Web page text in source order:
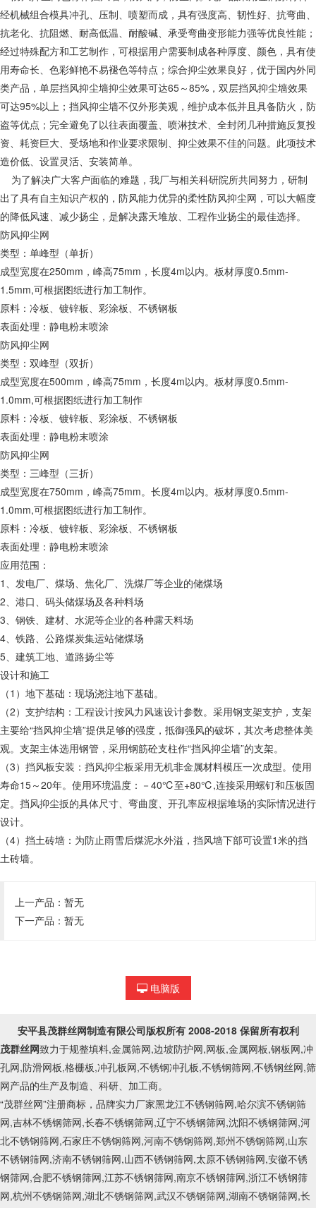
经机械组合模具冲孔、压制、喷塑而成，具有强度高、韧性好、抗弯曲、
抗老化、抗阻燃、耐高低温、耐酸碱、承受弯曲变形能力强等优良性能；
经过特殊配方和工艺制作，可根据用户需要制成各种厚度、颜色，具有使
用寿命长、色彩鲜艳不易褪色等特点；综合抑尘效果良好，优于国内外同
类产品，单层挡风抑尘墙抑尘效果可达65～85%，双层挡风抑尘墙效果
可达95%以上；挡风抑尘墙不仅外形美观，维护成本低并且具备防火，防
盗等优点；完全避免了以往表面覆盖、喷淋技术、全封闭几种措施反复投
资、耗资巨大、受场地和作业要求限制、抑尘效果不佳的问题。此项技术
造价低、设置灵活、安装简单。
为了解决广大客户面临的难题，我厂与相关科研院所共同努力，研制
出了具有自主知识产权的，防风能力优异的柔性防风抑尘网，可以大幅度
的降低风速、减少扬尘，是解决露天堆放、工程作业扬尘的最佳选择。
防风抑尘网
类型：单峰型（单折）
成型宽度在250mm，峰高75mm，长度4m以内。板材厚度0.5mm-
1.5mm,可根据图纸进行加工制作。
原料：冷板、镀锌板、彩涂板、不锈钢板
表面处理：静电粉末喷涂
防风抑尘网
类型：双峰型（双折）
成型宽度在500mm，峰高75mm，长度4m以内。板材厚度0.5mm-
1.0mm,可根据图纸进行加工制作
原料：冷板、镀锌板、彩涂板、不锈钢板
表面处理：静电粉末喷涂
防风抑尘网
类型：三峰型（三折）
成型宽度在750mm，峰高75mm。长度4m以内。板材厚度0.5mm-
1.0mm,可根据图纸进行加工制作。
原料：冷板、镀锌板、彩涂板、不锈钢板
表面处理：静电粉末喷涂
应用范围：
1、发电厂、煤场、焦化厂、洗煤厂等企业的储煤场
2、港口、码头储煤场及各种料场
3、钢铁、建材、水泥等企业的各种露天料场
4、铁路、公路煤炭集运站储煤场
5、建筑工地、道路扬尘等
设计和施工
（1）地下基础：现场浇注地下基础。
（2）支护结构：工程设计按风力风速设计参数。采用钢支架支护，支架
主要给“挡风抑尘墙”提供足够的强度，抵御强风的破坏，其次考虑整体美
观。支架主体选用钢管，采用钢筋砼支柱作“挡风抑尘墙”的支架。
（3）挡风板安装：挡风抑尘板采用无机非金属材料模压一次成型。使用
寿命15～20年。使用环境温度：－40℃至+80℃,连接采用螺钉和压板固
定。挡风抑尘扳的具体尺寸、弯曲度、开孔率应根据堆场的实际情况进行
设计。
（4）挡土砖墙：为防止雨雪后煤泥水外溢，挡风墙下部可设置1米的挡
土砖墙。
上一产品：暂无
下一产品：暂无
电脑版
安平县茂群丝网制造有限公司版权所有 2008-2018 保留所有权利
茂群丝网致力于规整填料,金属筛网,边坡防护网,网板,金属网板,钢板网,冲
孔网,防滑网板,格栅板,冲孔板网,不锈钢冲孔板,不锈钢筛网,不锈钢丝网,筛
网产品的生产及制造、科研、加工商。
“茂群丝网”注册商标，品牌实力厂家黑龙江不锈钢筛网,哈尔滨不锈钢筛
网,吉林不锈钢筛网,长春不锈钢筛网,辽宁不锈钢筛网,沈阳不锈钢筛网,河
北不锈钢筛网,石家庄不锈钢筛网,河南不锈钢筛网,郑州不锈钢筛网,山东
不锈钢筛网,济南不锈钢筛网,山西不锈钢筛网,太原不锈钢筛网,安徽不锈
钢筛网,合肥不锈钢筛网,江苏不锈钢筛网,南京不锈钢筛网,浙江不锈钢筛
网,杭州不锈钢筛网,湖北不锈钢筛网,武汉不锈钢筛网,湖南不锈钢筛网,长